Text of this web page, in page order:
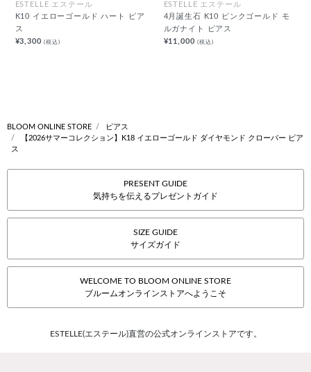
ESTELLE エステール
K10 イエローゴールド ハート ピア
ス
¥3,300(税込)
ESTELLE エステール
4月誕生石 K10 ピンクゴールド モ
ルガナイト ピアス
¥11,000(税込)
BLOOM ONLINE STORE
ピアス
【2026サマーコレクション】K18 イエローゴールド ダイヤモンド クローバー ピア
ス
PRESENT GUIDE
気持ちを伝えるプレゼントガイド
SIZE GUIDE
サイズガイド
WELCOME TO BLOOM ONLINE STORE
ブルームオンラインストアへようこそ
ESTELLE(エステール)直営の公式オンラインストアです。